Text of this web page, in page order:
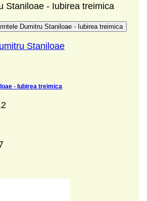
Staniloae - Iubirea treimica
Dumitru Staniloae - Iubirea treimica
Staniloae
- Iubirea treimica